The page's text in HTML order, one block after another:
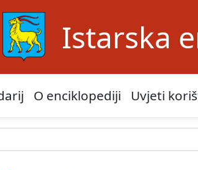
Istarska
O enciklopediji Uvjeti